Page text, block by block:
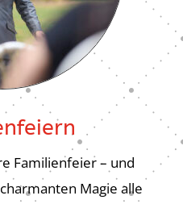
Familienfeier – und
Magie alle